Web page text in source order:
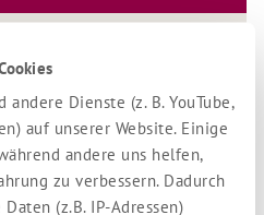
Dienste (z. B. YouTube,
auf unserer Website. Einige
andere uns helfen,
zu verbessern. Dadurch
(z.B. IP-Adressen)